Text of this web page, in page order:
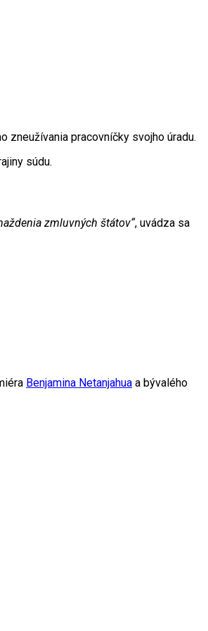
zneužívania pracovníčky svojho úradu.
súdu.
zmluvných štátov“, uvádza sa
Benjamina Netanjahua a bývalého